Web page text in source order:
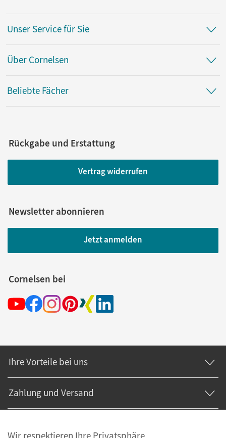
Unser Service für Sie
Über Cornelsen
Beliebte Fächer
Rückgabe und Erstattung
Vertrag widerrufen
Newsletter abonnieren
Jetzt anmelden
Cornelsen bei
Ihre Vorteile bei uns
Zahlung und Versand
Wir respektieren Ihre Privatsphäre